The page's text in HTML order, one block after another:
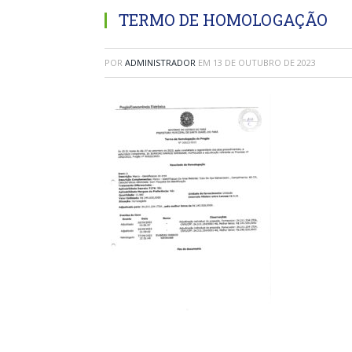
TERMO DE HOMOLOGAÇÃO
POR ADMINISTRADOR EM 13 DE OUTUBRO DE 2023